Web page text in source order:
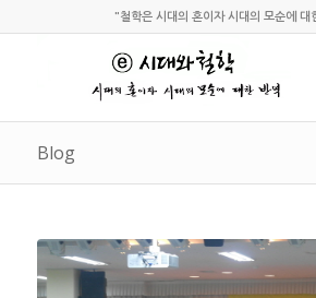
"철학은 시대의 혼이자 시대의 모순에 대
Blog